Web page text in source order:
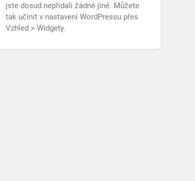
jste dosud nepřidali žádné jiné. Můžete
tak učinit v nastavení WordPressu přes
Vzhled > Widgety.